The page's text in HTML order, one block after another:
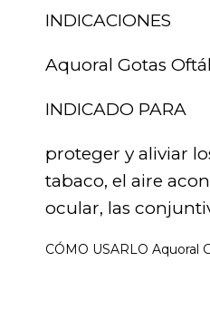
INDICACIONES
Aquoral Gotas
INDICADO PARA
proteger y aliviar
tabaco, el aire
ocular, las
CÓMO USARLO Aquoral